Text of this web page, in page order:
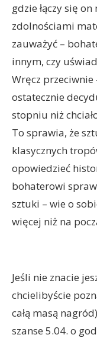
gdzie łączy się
zdolnościami
zauważyć –
innym, czy
Wręcz przeciwnie
ostatecznie
stopniu niż
To sprawia, że
klasycznych
opowiedzieć
bohaterowi
sztuki – wie o
więcej niż na
Jeśli nie znacie
chcielibyście
całą masą
szanse 5.04. o